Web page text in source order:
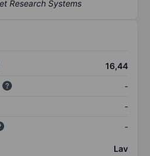
16,44
-
-
-
Lav